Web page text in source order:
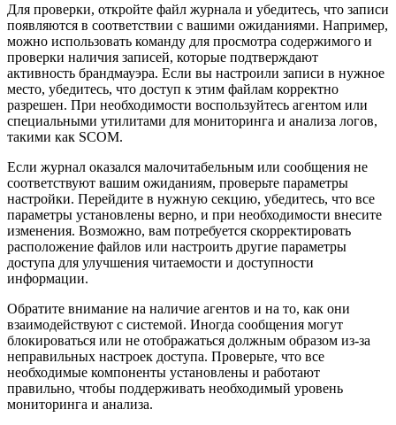
Для проверки, откройте файл журнала и убедитесь, что записи
появляются в соответствии с вашими ожиданиями. Например,
можно использовать команду для просмотра содержимого и
проверки наличия записей, которые подтверждают
активность брандмауэра. Если вы настроили записи в нужное
место, убедитесь, что доступ к этим файлам корректно
разрешен. При необходимости воспользуйтесь агентом или
специальными утилитами для мониторинга и анализа логов,
такими как SCOM.
Если журнал оказался малочитабельным или сообщения не
соответствуют вашим ожиданиям, проверьте параметры
настройки. Перейдите в нужную секцию, убедитесь, что все
параметры установлены верно, и при необходимости внесите
изменения. Возможно, вам потребуется скорректировать
расположение файлов или настроить другие параметры
доступа для улучшения читаемости и доступности
информации.
Обратите внимание на наличие агентов и на то, как они
взаимодействуют с системой. Иногда сообщения могут
блокироваться или не отображаться должным образом из-за
неправильных настроек доступа. Проверьте, что все
необходимые компоненты установлены и работают
правильно, чтобы поддерживать необходимый уровень
мониторинга и анализа.